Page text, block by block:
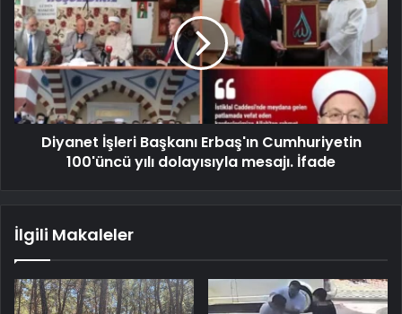
Diyanet İşleri Başkanı Erbaş'ın Cumhuriyetin
100'üncü yılı dolayısıyla mesajı. İfade
İlgili Makaleler